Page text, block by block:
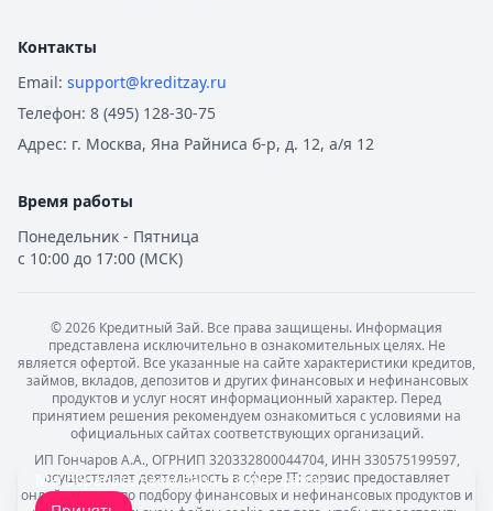
Контакты
Email: support@kreditzay.ru
Телефон: 8 (495) 128-30-75
Адрес: г. Москва, Яна Райниса б-р, д. 12, а/я 12
Время работы
Понедельник - Пятница
с 10:00 до 17:00 (МСК)
©2026 Кредитный Зай. Все права защищены. Информация
представлена исключительно в ознакомительных целях. Не
является офертой. Все указанные на сайте характеристики кредитов,
займов, вкладов, депозитов и других финансовых и нефинансовых
продуктов и услуг носят информационный характер. Перед
принятием решения рекомендуем ознакомиться с условиями на
официальных сайтах соответствующих организаций.
ИП Гончаров А.А., ОГРНИП 320332800044704, ИНН 330575199597,
осуществляет деятельность в сфере IT: сервис предоставляет
онлайн-услуги по подбору финансовых и нефинансовых продуктов и
Мы обрабатываем ваши cookie-файлы.